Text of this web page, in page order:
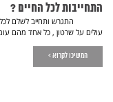
התחייבות לכל החיים ?
התגרש ותחייב לשלם לכל
עולים על שרטון , כל אחד מהם
המשיכו לקרוא >